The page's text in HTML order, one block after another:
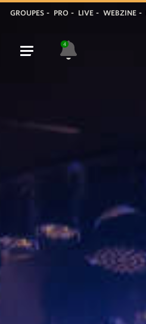
GROUPES PRO LIVE WEBZINE
4